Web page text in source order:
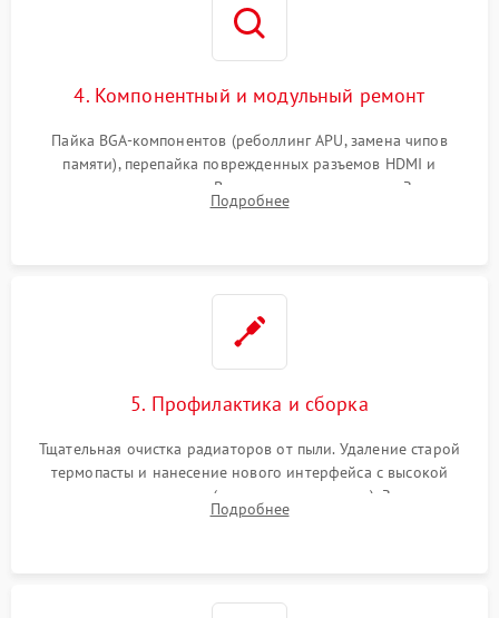
4. Компонентный и модульный ремонт
Пайка BGA-компонентов (реболлинг APU, замена чипов
памяти), перепайка поврежденных разъемов HDMI и
контроллеров питания. Восстановление дорожек. Замена
неисправного жесткого диска, SSD или лазерной головки
Подробнее
5. Профилактика и сборка
Тщательная очистка радиаторов от пыли. Удаление старой
термопасты и нанесение нового интерфейса с высокой
теплопроводностью (или жидкого металла). Замена
термопрокладок. Аккуратная сборка консоли и подключение
Подробнее